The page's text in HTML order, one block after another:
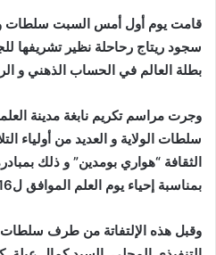
قامت يوم أول أمس السبت سلطات
سجود ريتاج رحاحلة نظير تشريفها
بطلة العالم في الحساب الذهني و
سلطات الولاية و العديد من أولياء
الثقافة “هواري بومدين” و ذلك
بمناسبة إحياء يوم العلم الموافق ل16 أبريل من كل سنة.
وقبل هذه الإلتفاتة من طرف سلطات